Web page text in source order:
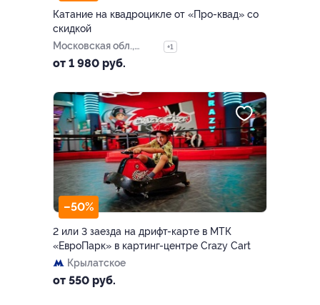
Катание на квадроцикле от «Про-квад» со
скидкой
Московская обл.,
Мытищинский р-н,
+1
от 1 980 руб.
–50%
2 или 3 заезда на дрифт-карте в МТК
«ЕвроПарк» в картинг-центре Crazy Cart
Крылатское
от 550 руб.